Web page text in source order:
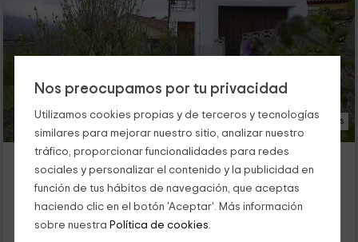
Nos preocupamos por tu privacidad
Utilizamos cookies propias y de terceros y tecnologías
similares para mejorar nuestro sitio, analizar nuestro
tráfico, proporcionar funcionalidades para redes
sociales y personalizar el contenido y la publicidad en
función de tus hábitos de navegación, que aceptas
haciendo clic en el botón 'Aceptar'. Más información
sobre nuestra Política de cookies.
20 Fotos
Casa Honorato I
Alojamiento ubicado a 1.3km de La Borbolla
Santa Eulalia De Carranzo, Asturias
Reservado 1 veces